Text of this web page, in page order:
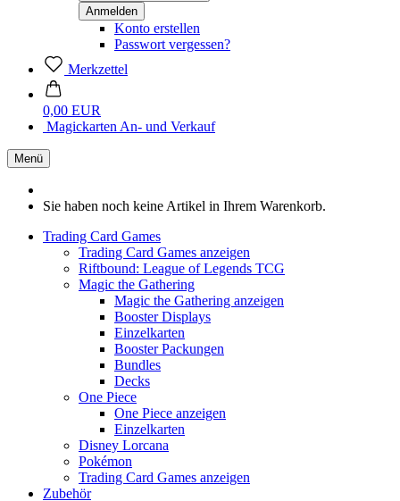
Konto erstellen
Passwort vergessen?
Merkzettel
0,00 EUR
Magickarten An- und Verkauf
Menü
Sie haben noch keine Artikel in Ihrem Warenkorb.
Trading Card Games
Trading Card Games anzeigen
Riftbound: League of Legends TCG
Magic the Gathering
Magic the Gathering anzeigen
Booster Displays
Einzelkarten
Booster Packungen
Bundles
Decks
One Piece
One Piece anzeigen
Einzelkarten
Disney Lorcana
Pokémon
Trading Card Games anzeigen
Zubehör